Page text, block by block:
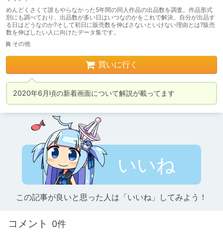
めんどくさくて誰もやらなかった5年間の同人作品の出品数を調査。作品形式
別にも調べており、出品数が多い日はいつなのかをこれで解決。自分が出品す
る日はどうなのか?そして初日に販売数を伸ばさないといけない理由とは?販売
数を伸ばしたい人に向けたデータ集です。
その他
買いに行く
2020年6月頃の新着画面について解説が載ってます
いいね
この記事が良いと思った人は「いいね」してみよう！
コメント 0件